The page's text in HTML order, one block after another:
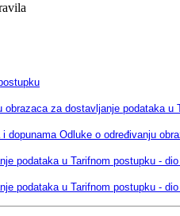
obrazaca za dostavljanje podataka u
dopunama Odluke o određivanju
podataka u Tarifnom postupku -
podataka u Tarifnom postupku -